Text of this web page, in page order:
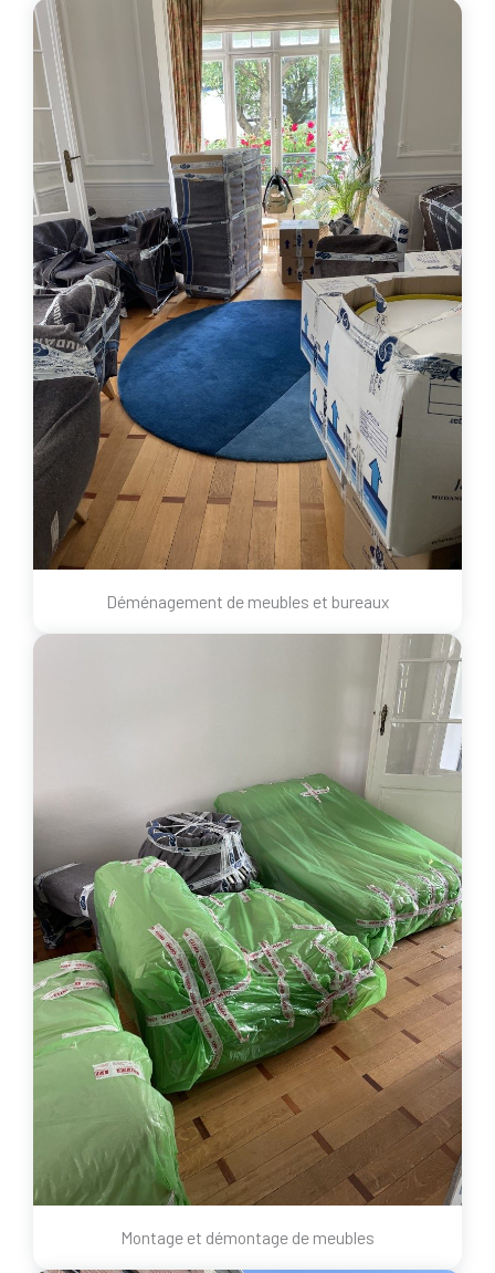
Déménagement de meubles et bureaux
Montage et démontage de meubles